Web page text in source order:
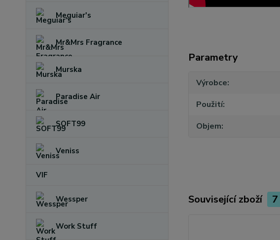
Meguiar's
Mr&Mrs Fragrance
Murska
Paradise Air
SOFT99
Veniss
VIF
Wessper
Work Stuff
Parametry
Výrobce
Použití
Objem
Související zboží 7